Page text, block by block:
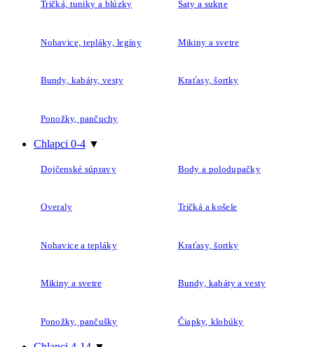
Tričká, tuniky a blúzky Šaty a sukne
Nohavice, tepláky, legíny Mikiny a svetre
Bundy, kabáty, vesty Kraťasy, šortky
Ponožky, pančuchy
Chlapci 0-4 ▼
Dojčenské súpravy Body a polodupačky
Overaly Tričká a košele
Nohavice a tepláky Kraťasy, šortky
Mikiny a svetre Bundy, kabáty a vesty
Ponožky, pančušky Čiapky, klobúky